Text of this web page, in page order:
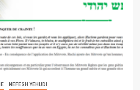
NEFESH YEHUDI